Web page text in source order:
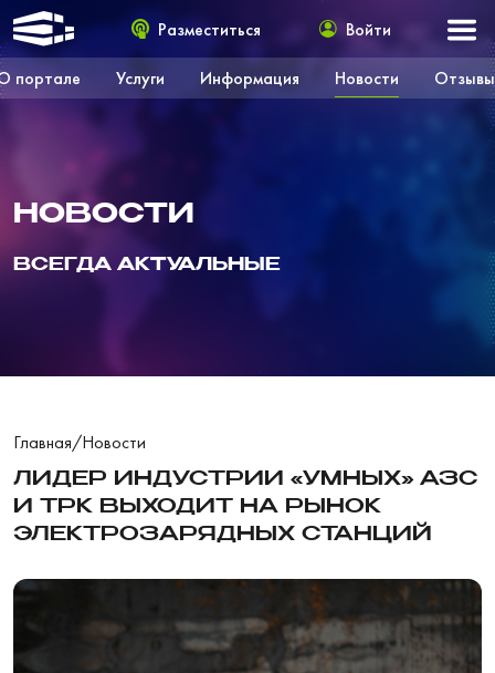
портале Услуги Информация Новости Отзывы
Разместиться Войти
НОВОСТИ
ВСЕГДА АКТУАЛЬНЫЕ
Главная/Новости
ЛИДЕР ИНДУСТРИИ «УМНЫХ» АЗС
И ТРК ВЫХОДИТ НА РЫНОК
ЭЛЕКТРОЗАРЯДНЫХ СТАНЦИЙ